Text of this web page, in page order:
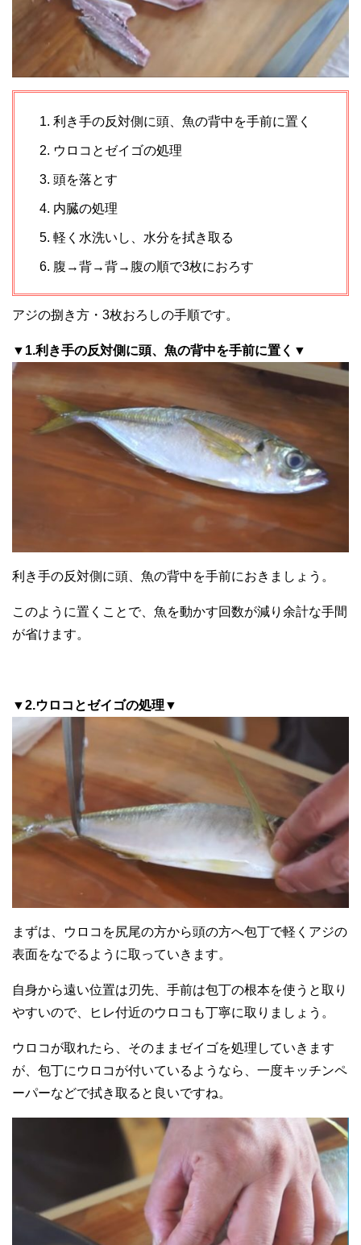
利き手の反対側に頭、魚の背中を手前に置く
ウロコとゼイゴの処理
頭を落とす
内臓の処理
軽く水洗いし、水分を拭き取る
腹→背→背→腹の順で3枚におろす
アジの捌き方・3枚おろしの手順です。
▼1.利き手の反対側に頭、魚の背中を手前に置く▼
利き手の反対側に頭、魚の背中を手前におきましょう。
このように置くことで、魚を動かす回数が減り余計な手間
が省けます。
▼2.ウロコとゼイゴの処理▼
まずは、ウロコを尻尾の方から頭の方へ包丁で軽くアジの
表面をなでるように取っていきます。
自身から遠い位置は刃先、手前は包丁の根本を使うと取り
やすいので、ヒレ付近のウロコも丁寧に取りましょう。
ウロコが取れたら、そのままゼイゴを処理していきます
が、包丁にウロコが付いているようなら、一度キッチンペ
ーパーなどで拭き取ると良いですね。